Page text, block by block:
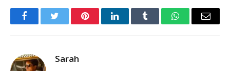
FacebookTwitter PinterestLinkedInTumblr WhatsAppEmail
Sarah